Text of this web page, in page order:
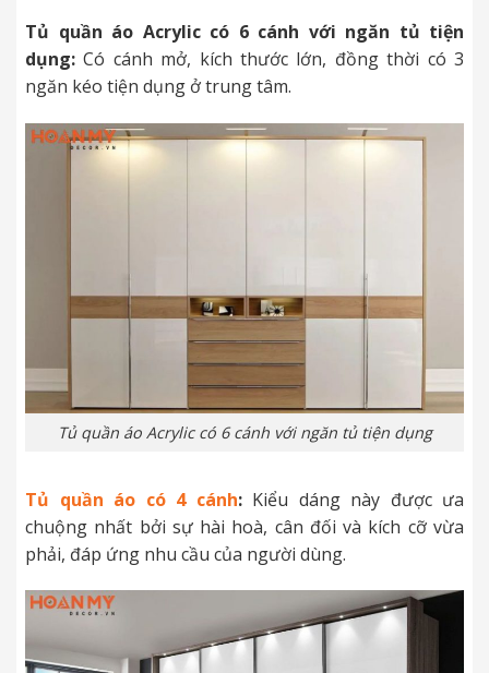
Tủ quần áo Acrylic có 6 cánh với ngăn tủ tiện
dụng: Có cánh mở, kích thước lớn, đồng thời có 3
ngăn kéo tiện dụng ở trung tâm.
Tủ quần áo Acrylic có 6 cánh với ngăn tủ tiện dụng
Tủ quần áo có 4 cánh: Kiểu dáng này được ưa
chuộng nhất bởi sự hài hoà, cân đối và kích cỡ vừa
phải, đáp ứng nhu cầu của người dùng.